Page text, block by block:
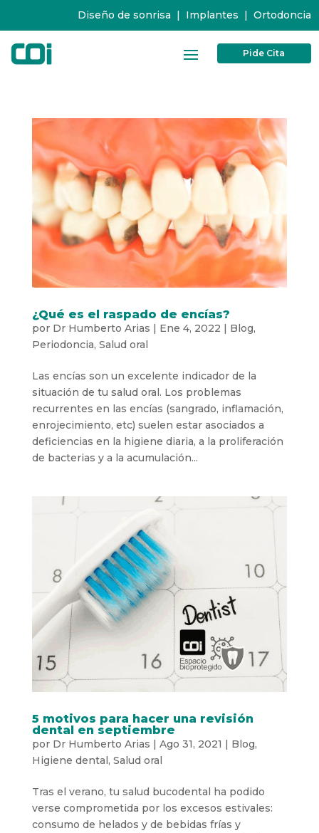
Diseño de sonrisa | Implantes | Ortodoncia
Pide Cita
¿Qué es el raspado de encías?
por Dr Humberto Arias | Ene 4, 2022 | Blog,
Periodoncia, Salud oral
Las encías son un excelente indicador de la
situación de tu salud oral. Los problemas
recurrentes en las encías (sangrado, inflamación,
enrojecimiento, etc) suelen estar asociados a
deficiencias en la higiene diaria, a la proliferación
de bacterias y a la acumulación...
5 motivos para hacer una revisión
dental en septiembre
por Dr Humberto Arias | Ago 31, 2021 | Blog,
Higiene dental, Salud oral
Tras el verano, tu salud bucodental ha podido
verse comprometida por los excesos estivales:
consumo de helados y de bebidas frías y